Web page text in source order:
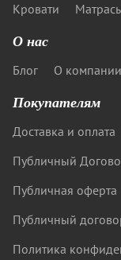
Кровати
О нас
Блог О компании
Покупателям
Доставка и оплата
Публичный
Публичная оферта
Публичный
Политика